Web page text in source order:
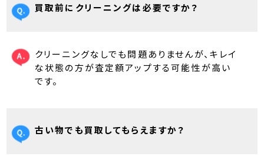
買取前にクリーニングは必要ですか？
クリーニングなしでも問題ありませんが、キレイ
な状態の方が査定額アップする可能性が高い
です。
古い物でも買取してもらえますか？